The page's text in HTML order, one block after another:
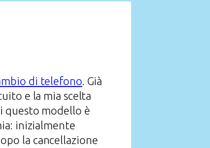
di telefono. Già
e la mia scelta
questo modello è
inizialmente
la cancellazione